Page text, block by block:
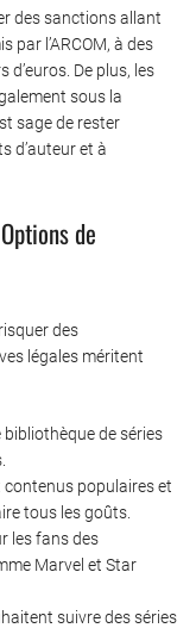
des sanctions allant
par l’ARCOM, à des
De plus, les
sous la
sage de rester
d’auteur et à
de
des
légales méritent
de séries
contenus populaires et
tous les goûts.
les fans des
Marvel et Star
suivre des séries